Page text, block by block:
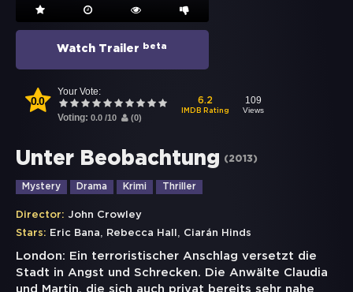
Watch Trailer beta
0.0
Your Vote:
Voting: 0.0 /10 (0)
6.2
IMDB Rating
109
Views
Unter Beobachtung (2013)
Mystery Drama Krimi Thriller
Director: John Crowley
Stars: Eric Bana, Rebecca Hall , Ciarán Hinds
London: Ein terroristischer Anschlag versetzt die
Stadt in Angst und Schrecken. Die Anwälte Claudia
und Martin, die sich auch privat bereits sehr nahe